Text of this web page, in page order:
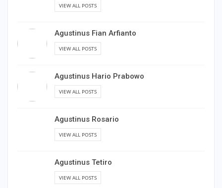
VIEW ALL POSTS
Agustinus Fian Arfianto
VIEW ALL POSTS
Agustinus Hario Prabowo
VIEW ALL POSTS
Agustinus Rosario
VIEW ALL POSTS
Agustinus Tetiro
VIEW ALL POSTS